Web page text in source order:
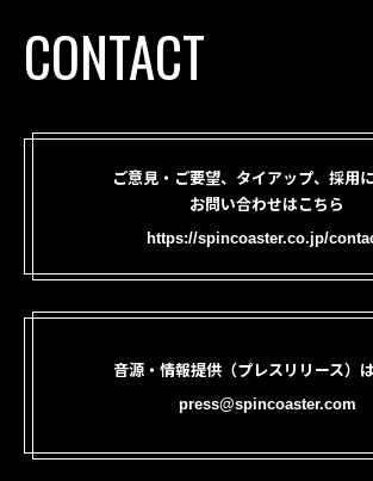
CONTACT
ご意見・ご要望、タイアップ、採用
お問い合わせはこちら
https://spincoaster.co.jp/
音源・情報提供（プレスリリース）
press@spincoaster.com